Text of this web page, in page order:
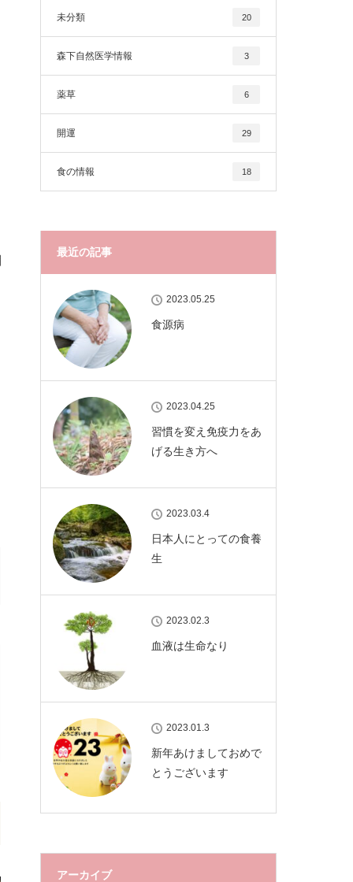
未分類 20
森下自然医学情報 3
薬草 6
開運 29
食の情報 18
最近の記事
2023.05.25
食源病
2023.04.25
習慣を変え免疫力をあ
げる生き方へ
2023.03.4
日本人にとっての食養
生
2023.02.3
血液は生命なり
2023.01.3
新年あけましておめで
とうございます
アーカイブ